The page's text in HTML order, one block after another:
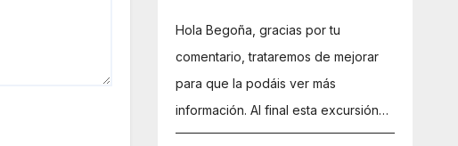
Hola Begoña, gracias por tu
comentario, trataremos de mejorar
para que la podáis ver más
información. Al final esta excursión…